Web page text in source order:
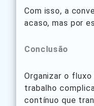
Com isso, a
acaso, mas por
Conclusão
Organizar o fluxo
trabalho
contínuo que